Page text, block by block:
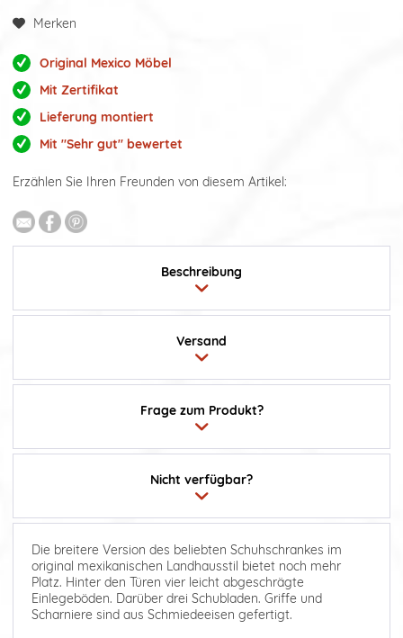
Merken
Original Mexico Möbel
Mit Zertifikat
Lieferung montiert
Mit "Sehr gut" bewertet
Erzählen Sie Ihren Freunden von diesem Artikel:
Beschreibung
Frage zum Produkt?
Versand
Nicht verfügbar?
Die breitere Version des beliebten Schuhschrankes im
original mexikanischen Landhausstil bietet noch mehr
Platz. Hinter den Türen vier leicht abgeschrägte
Einlegeböden. Darüber drei Schubladen. Griffe und
Scharniere sind aus Schmiedeeisen gefertigt.